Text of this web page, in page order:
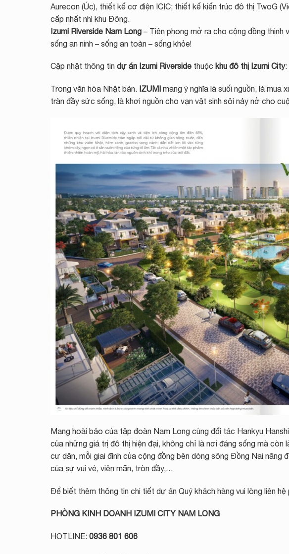
Aurecon (Úc), thiết kế cơ điện ICIC; thiết kế kiến trúc đô thị TwoG
cấp nhất nhì khu Đông.
Izumi Riverside Nam Long – Tiên phong mở ra cho cộng đồng
sống an ninh – sống an toàn – sống khỏe!
Cập nhật thông tin dự án Izumi Riverside thuộc khu đô thị Izumi City:
Trong văn hòa Nhật bản. IZUMI mang ý nghĩa là suối nguồn, là
tràn đầy sức sống, là khơi nguồn cho vạn vật sinh sôi nảy nở cho
Mang hoài bảo của tập đoàn Nam Long cùng đối tác Hankyu
của những giá trị đô thị hiện đại, không chỉ là nơi đáng sống mà
cư dân, mỗi giai đình của cộng đồng bên dòng sông Đồng Nai năng
của sự vui vẻ, viên mãn, tròn đầy,…
Để biết thêm thông tin chi tiết dự án Quý khách hàng vui lòng liên hệ
PHÒNG KINH DOANH IZUMI CITY NAM LONG
HOTLINE: 0936 801 606